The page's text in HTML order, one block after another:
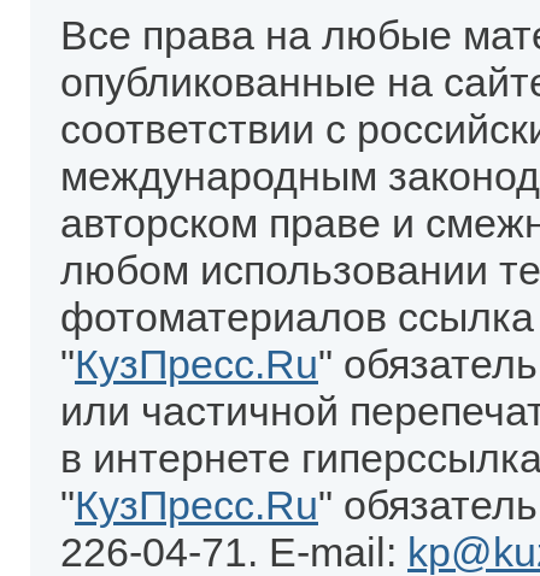
Все права на любые
опубликованные на
соответствии с
международным
авторском праве и
любом использовании
фотоматериалов
"КузПресс.Ru"
или частичной
в интернете
"КузПресс.Ru"
226-04-71. E-mail: